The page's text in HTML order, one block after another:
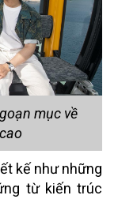
mục về
kế như những
từ kiến trúc